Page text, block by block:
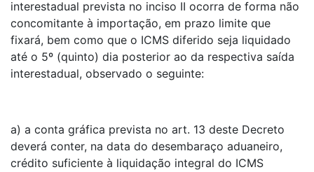
interestadual prevista no inciso II ocorra de forma não
concomitante à importação, em prazo limite que
fixará, bem como que o ICMS diferido seja liquidado
até o 5º (quinto) dia posterior ao da respectiva saída
interestadual, observado o seguinte:
a) a conta gráfica prevista no art. 13 deste Decreto
deverá conter, na data do desembaraço aduaneiro,
crédito suficiente à liquidação integral do ICMS